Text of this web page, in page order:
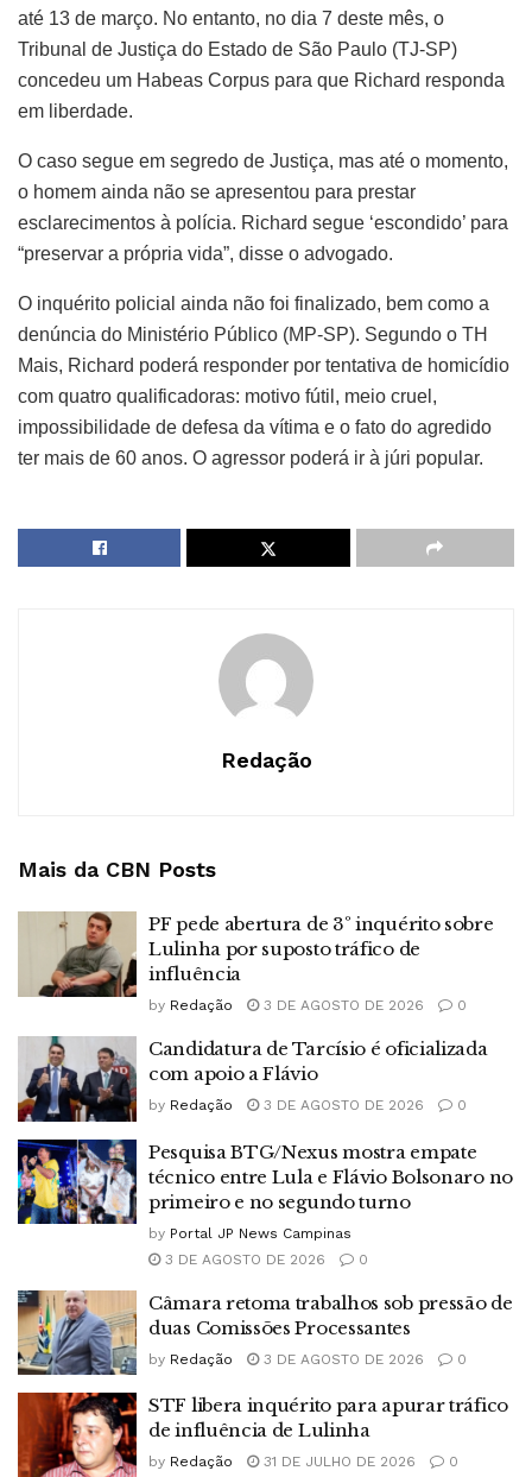
até 13 de março. No entanto, no dia 7 deste mês, o
Tribunal de Justiça do Estado de São Paulo (TJ-SP)
concedeu um Habeas Corpus para que Richard responda
em liberdade.
O caso segue em segredo de Justiça, mas até o momento,
o homem ainda não se apresentou para prestar
esclarecimentos à polícia. Richard segue ‘escondido’ para
“preservar a própria vida”, disse o advogado.
O inquérito policial ainda não foi finalizado, bem como a
denúncia do Ministério Público (MP-SP). Segundo o TH
Mais, Richard poderá responder por tentativa de homicídio
com quatro qualificadoras: motivo fútil, meio cruel,
impossibilidade de defesa da vítima e o fato do agredido
ter mais de 60 anos. O agressor poderá ir à júri popular.
Redação
Mais da CBN Posts
PF pede abertura de 3º inquérito sobre
Lulinha por suposto tráfico de
influência
by Redação 3 DE AGOSTO DE 2026 0
Candidatura de Tarcísio é oficializada
com apoio a Flávio
by Redação 3 DE AGOSTO DE 2026 0
Pesquisa BTG/Nexus mostra empate
técnico entre Lula e Flávio Bolsonaro no
primeiro e no segundo turno
by Portal JP News Campinas
3 DE AGOSTO DE 2026
0
Câmara retoma trabalhos sob pressão de
duas Comissões Processantes
by Redação 3 DE AGOSTO DE 2026 0
STF libera inquérito para apurar tráfico
de influência de Lulinha
by Redação 31 DE JULHO DE 2026 0